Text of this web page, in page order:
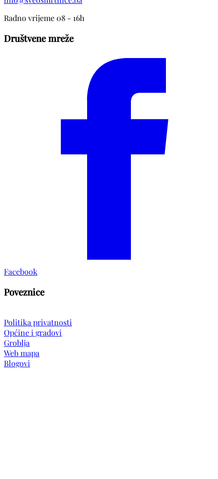
Radno vrijeme 08 - 16h
Društvene mreže
Facebook
Poveznice
Politika privatnosti
Općine i gradovi
Groblja
Web mapa
Blogovi